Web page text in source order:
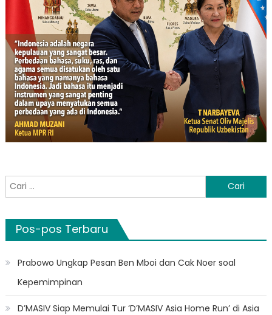
Cari
untuk:
Pos-pos Terbaru
Prabowo Ungkap Pesan Ben Mboi dan Cak Noer soal
Kepemimpinan
D’MASIV Siap Memulai Tur ‘D’MASIV Asia Home Run’ di Asia